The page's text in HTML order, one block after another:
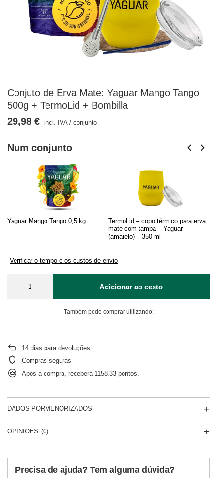
Conjuto de Erva Mate: Yaguar Mango Tango
500g + TermoLid + Bombilla
Num conjunto
Yaguar Mango Tango 0,5 kg
TermoLid – copo térmico para erva
mate com tampa – Yaguar
(amarelo) – 350 ml
Verificar o tempo e os custos de envio
29,98 € incl. IVA/ conjunto
- + Adicionar ao cesto
Também pode comprar utilizando:
14 dias para devoluções
Compras seguras
Após a compra, receberá 1158.33 pontos.
DADOS PORMENORIZADOS
OPINIÕES (0)
Precisa de ajuda? Tem alguma dúvida?